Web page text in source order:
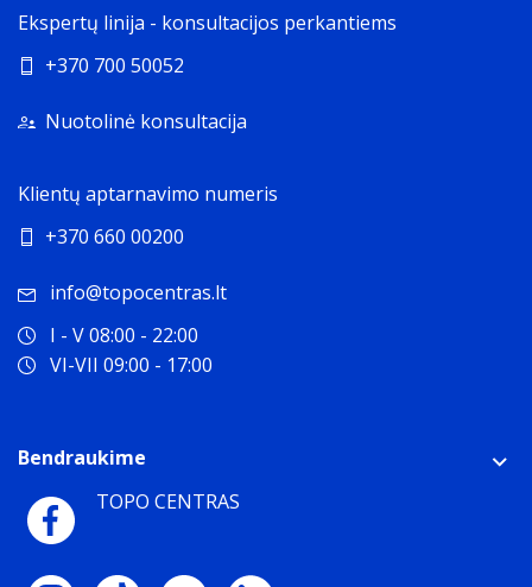
Ekspertų linija - konsultacijos perkantiems
+370 700 50052
Nuotolinė konsultacija
Klientų aptarnavimo numeris
+370 660 00200
info@topocentras.lt
I - V 08:00 - 22:00
VI-VII 09:00 - 17:00
Bendraukime
TOPO CENTRAS